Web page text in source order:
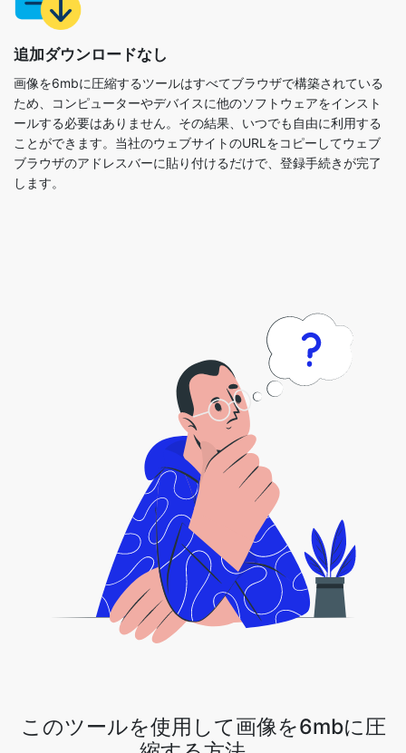
画像を6mbに圧縮するツールはすべてブラウザで構築されている
ため、コンピューターやデバイスに他のソフトウェアをインスト
ールする必要はありません。その結果、いつでも自由に利用する
ブラウザのアドレスバーに貼り付けるだけで、登録手続きが完了
します。
1 . 画像ファイルをアップロードするか、ドロップダウン矢印をクリックして
Dropbox/Google Drive を選択します